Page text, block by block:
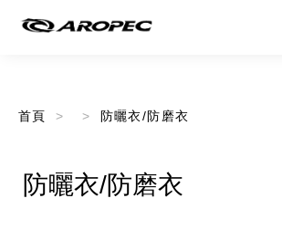
首頁 防曬衣/防磨衣
防曬衣/防磨衣